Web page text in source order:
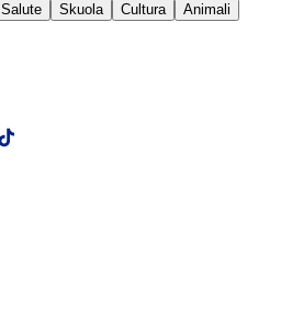
Salute Skuola Cultura
Animali